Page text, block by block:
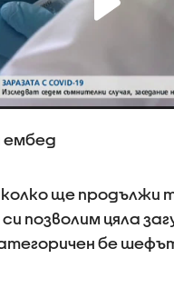
ембед
колко ще продължи
позволим цяла
бе